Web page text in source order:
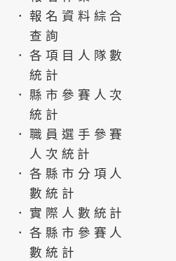
．報名資料綜合
查詢
．各項目人隊數
統計
．縣市參賽人次
統計
．職員選手參賽
人次統計
．各縣市分項人
數統計
．實際人數統計
．各縣市參賽人
數統計